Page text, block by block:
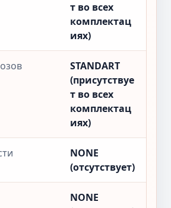
т во всех
комплектац
иях)
STANDART
(присутствуе
т во всех
комплектац
иях)
NONE
(отсутствует)
NONE